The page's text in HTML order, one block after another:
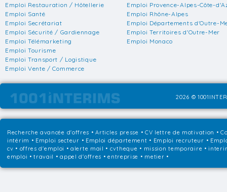
Emploi Restauration / Hôtellerie
Emploi Santé
Emploi Secrétariat
Emploi Sécurité / Gardiennage
Emploi Télémarketing
Emploi Tourisme
Emploi Transport / Logistique
Emploi Vente / Commerce
Emploi Provence-Alpes-Côte-
Emploi Rhône-Alpes
Emploi Départements d'Outre-
Emploi Territoires d'Outre-Mer
Emploi Monaco
2026 ©
Recherche avancée d'offres •Articles presse • CV lettre de motivation •
intérim • Emploi secteur • Emploi département • Emploi recruteur •
cv • offres d'emploi • alerte mail • cvtheque • mission temporaire •
emploi • travail • appel d'offres • entreprise • metier •